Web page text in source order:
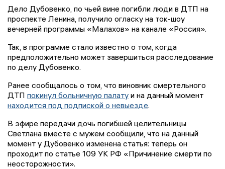
Дело Дубовенко, по чьей вине погибли люди в ДТП на
проспекте Ленина, получило огласку на ток-шоу
вечерней программы «Малахов» на канале «Россия».
Так, в программе стало известно о том, когда
предположительно может завершиться расследование
по делу Дубовенко.
Ранее сообщалось о том, что виновник смертельного
ДТП покинул больничную палату и на данный момент
находится под подпиской о невыезде.
В эфире передачи дочь погибшей целительницы
Светлана вместе с мужем сообщили, что на данный
момент у Дубовенко изменена статья: теперь он
проходит по статье 109 УК РФ «Причинение смерти по
неосторожности».